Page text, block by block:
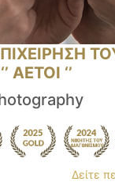
ΑΕΤΟΙ ‘’
Δείτε